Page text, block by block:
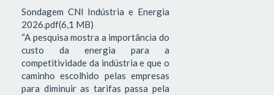
Sondagem CNI Indústria e Energia
2026.pdf(6,1 MB)
“A pesquisa mostra a importância do
custo da energia para a
competitividade da indústria e que o
caminho escolhido pelas empresas
para diminuir as tarifas passa pela